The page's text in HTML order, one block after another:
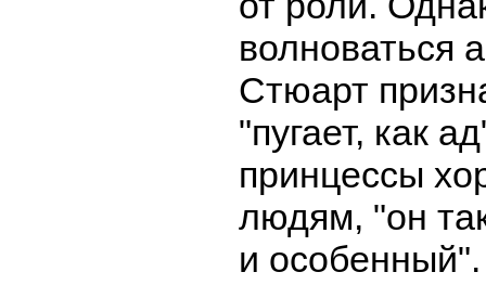
волноваться
Стюарт
"пугает, как
принцессы
людям, "он
и